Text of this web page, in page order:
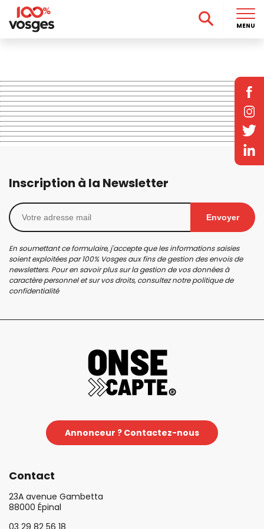
Inscription à la Newsletter
Envoyer
En soumettant ce formulaire, j'accepte que les informations saisies
soient exploitées par 100% Vosges aux fins de gestion des envois de
newsletters. Pour en savoir plus sur la gestion de vos données à
caractère personnel et sur vos droits, consultez notrepolitique de
confidentialité
Annonceur ? Contactez-nous
Contact
23A avenue Gambetta
88000 Épinal
03 29 82 56 18
MENU